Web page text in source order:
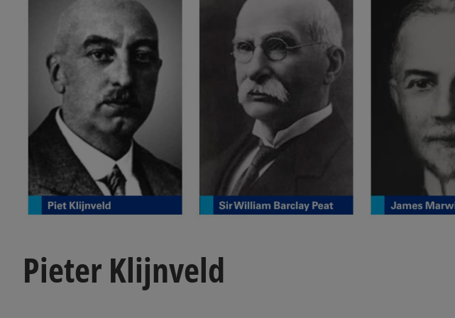
Pieter Klijnveld